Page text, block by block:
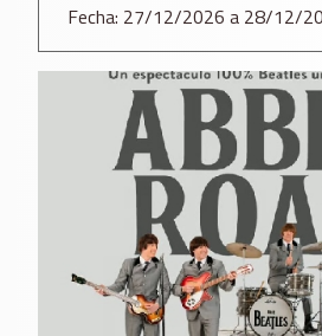
Fecha: 27/12/2026 a 28/12/